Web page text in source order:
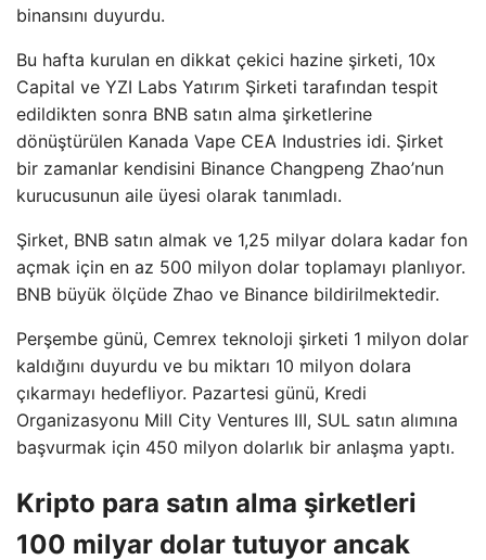
binansını duyurdu.
Bu hafta kurulan en dikkat çekici hazine şirketi, 10x
Capital ve YZI Labs Yatırım Şirketi tarafından tespit
edildikten sonra BNB satın alma şirketlerine
dönüştürülen Kanada Vape CEA Industries idi. Şirket
bir zamanlar kendisini Binance Changpeng Zhao’nun
kurucusunun aile üyesi olarak tanımladı.
Şirket, BNB satın almak ve 1,25 milyar dolara kadar fon
açmak için en az 500 milyon dolar toplamayı planlıyor.
BNB büyük ölçüde Zhao ve Binance bildirilmektedir.
Perşembe günü, Cemrex teknoloji şirketi 1 milyon dolar
kaldığını duyurdu ve bu miktarı 10 milyon dolara
çıkarmayı hedefliyor. Pazartesi günü, Kredi
Organizasyonu Mill City Ventures III, SUL satın alımına
başvurmak için 450 milyon dolarlık bir anlaşma yaptı.
Kripto para satın alma şirketleri
100 milyar dolar tutuyor ancak